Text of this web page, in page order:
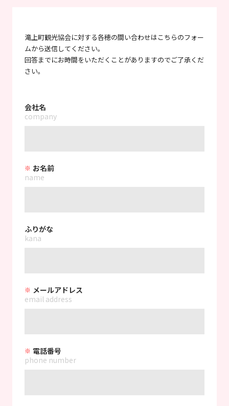
滝上町観光協会に対する各穂の間い合わせはこちらのフォー
ムから送信してください。
回答までにお時間をいただくことがありますのでご了承くだ
さい。
会社名
company
お名前
name
ふりがな
kana
メールアドレス
email address
電話番号
phone number